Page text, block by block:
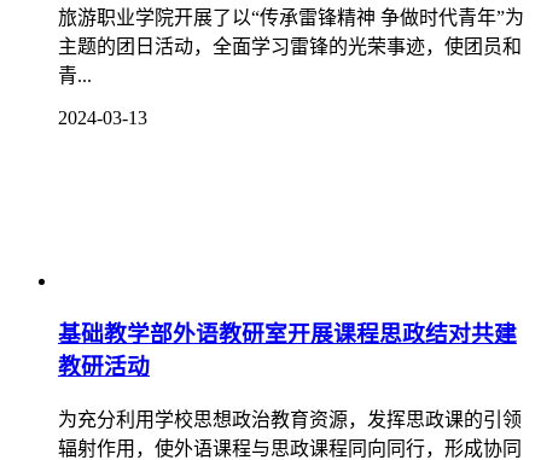
旅游职业学院开展了以“传承雷锋精神 争做时代青年”为
主题的团日活动，全面学习雷锋的光荣事迹，使团员和
青...
2024-03-13
基础教学部外语教研室开展课程思政结对共建
教研活动
为充分利用学校思想政治教育资源，发挥思政课的引领
辐射作用，使外语课程与思政课程同向同行，形成协同